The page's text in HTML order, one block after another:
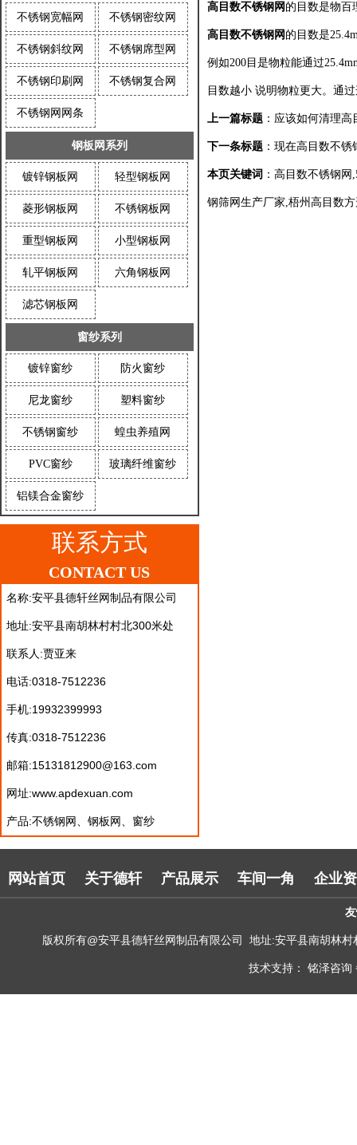
不锈钢宽幅网 不锈钢密纹网
不锈钢斜纹网 不锈钢席型网
不锈钢印刷网 不锈钢复合网
不锈钢网网条
钢板网系列
镀锌钢板网 轻型钢板网
菱形钢板网 不锈钢板网
重型钢板网 小型钢板网
轧平钢板网 六角钢板网
滤芯钢板网
窗纱系列
镀锌窗纱 防火窗纱
尼龙窗纱 塑料窗纱
不锈钢窗纱 蝗虫养殖网
PVC窗纱 玻璃纤维窗纱
铝镁合金窗纱
联系方式
CONTACT US
名称:安平县德轩丝网制品有限公司
地址:安平县南胡林村村北300米处
联系人:贾亚来
电话:0318-7512236
手机:19932399993
传真:0318-7512236
邮箱:15131812900@163.com
网址:www.apdexuan.com
产品:不锈钢网、钢板网、窗纱
高目数不锈钢网 的目数是物百
高目数不锈钢网 的目数是
例如200目是物粒能通过
目数越小 说明物粒更大。通
上一篇标题 ： 应该如何清理高
下一条标题 ： 现在高目数不锈
本页关键词 ：高目数不锈钢
钢筛网生产厂家,梧州高目数
网站首页 关于德轩 产品展示 车间一角 企业
版权所有@安平县德轩丝网制品有限公司 地址:安平县南胡林
技术支持： 铭泽咨询